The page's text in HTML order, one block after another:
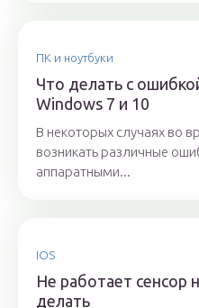
ПК и ноутбуки
Что делать с
Windows 7 и 10
В некоторых случаях во
возникать различные
аппаратными...
IOS
Не работает сенсор
делать